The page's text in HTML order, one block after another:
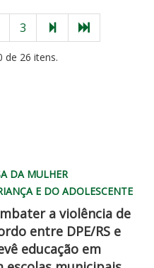
3(página
atual)
Próxima
página
Última
página
de 26 itens.
DA MULHER
E DO ADOLESCENTE
a violência de
entre DPE/RS e
educação em